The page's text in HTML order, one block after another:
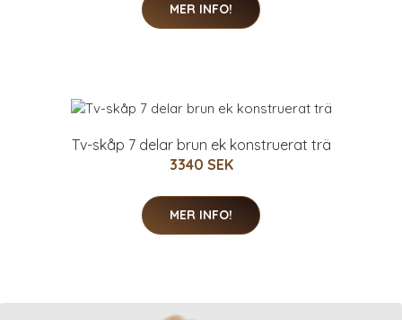
MER INFO!
Tv-skåp 7 delar brun ek konstruerat trä
3340 SEK
MER INFO!